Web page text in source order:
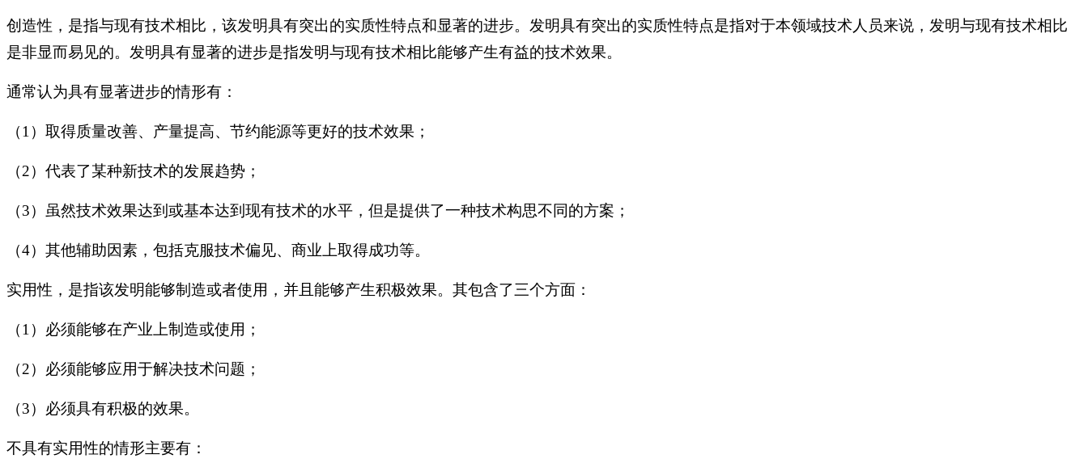
创造性，是指与现有技术相比，该发明具有突出的实质性特点和显著的进步。发明具有突出的实质性特点是指对于本领域技术人员来说，发明与现有技术相比
是非显而易见的。发明具有显著的进步是指发明与现有技术相比能够产生有益的技术效果。
通常认为具有显著进步的情形有：
（1） 取得质量改善、产量提高、节约能源等更好的技术效果；
（2）代表了某种新技术的发展趋势；
（3）虽然技术效果达到或基本达到现有技术的水平，但是提供了一种技术构思不同的方案；
（4）其他辅助因素，包括克服技术偏见、商业上取得成功等。
实用性，是指该发明能够制造或者使用，并且能够产生积极效果。其包含了三个方面：
（1） 必须能够在产业上制造或使用；
（2） 必须能够应用于解决技术问题；
（3） 必须具有积极的效果。
不具有实用性的情形主要有：